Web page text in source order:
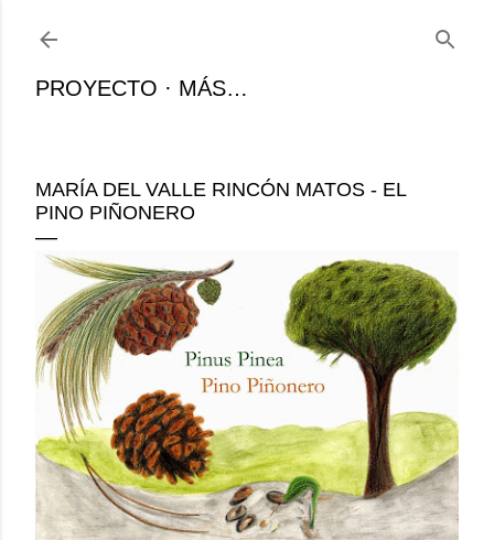
Ir al contenido principal
PROYECTO MÁS…
MARÍA DEL VALLE RINCÓN MATOS - EL
PINO PIÑONERO